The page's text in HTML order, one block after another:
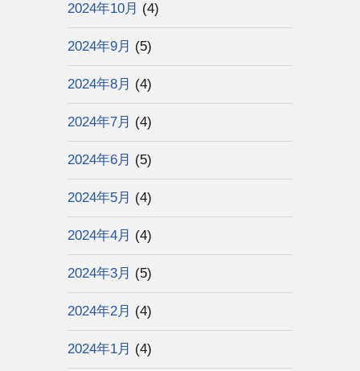
2024年10月 (4)
2024年9月 (5)
2024年8月 (4)
2024年7月 (4)
2024年6月 (5)
2024年5月 (4)
2024年4月 (4)
2024年3月 (5)
2024年2月 (4)
2024年1月 (4)